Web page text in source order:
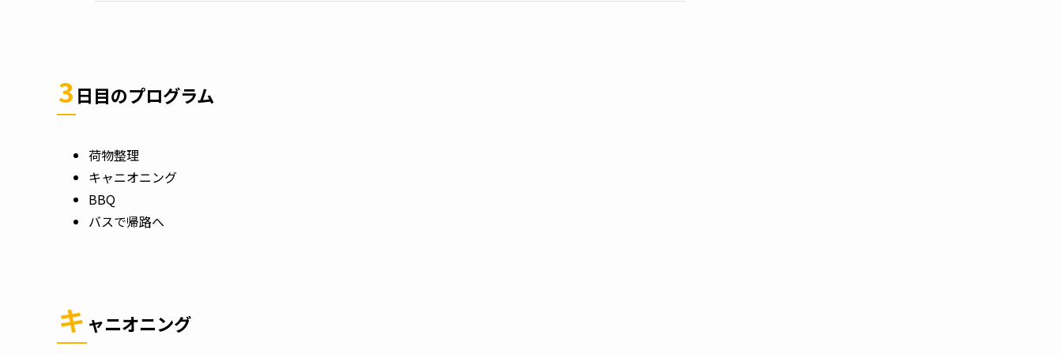
3 日目のプログラム
荷物整理
キャニオニング
BBQ
バスで帰路へ
キ ャニオニング